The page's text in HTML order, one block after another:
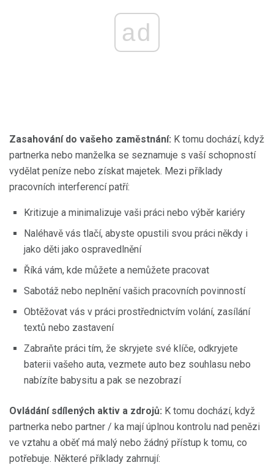
ad
Zasahování do vašeho zaměstnání: K tomu dochází, když
partnerka nebo manželka se seznamuje s vaší schopností
vydělat peníze nebo získat majetek. Mezi příklady
pracovních interferencí patří:
Kritizuje a minimalizuje vaši práci nebo výběr kariéry
Naléhavě vás tlačí, abyste opustili svou práci někdy i
jako děti jako ospravedlnění
Říká vám, kde můžete a nemůžete pracovat
Sabotáž nebo neplnění vašich pracovních povinností
Obtěžovat vás v práci prostřednictvím volání, zasílání
textů nebo zastavení
Zabraňte práci tím, že skryjete své klíče, odkryjete
baterii vašeho auta, vezmete auto bez souhlasu nebo
nabízíte babysitu a pak se nezobrazí
Ovládání sdílených aktiv a zdrojů: K tomu dochází, když
partnerka nebo partner / ka mají úplnou kontrolu nad penězi
ve vztahu a oběť má malý nebo žádný přístup k tomu, co
potřebuje. Některé příklady zahrnují: